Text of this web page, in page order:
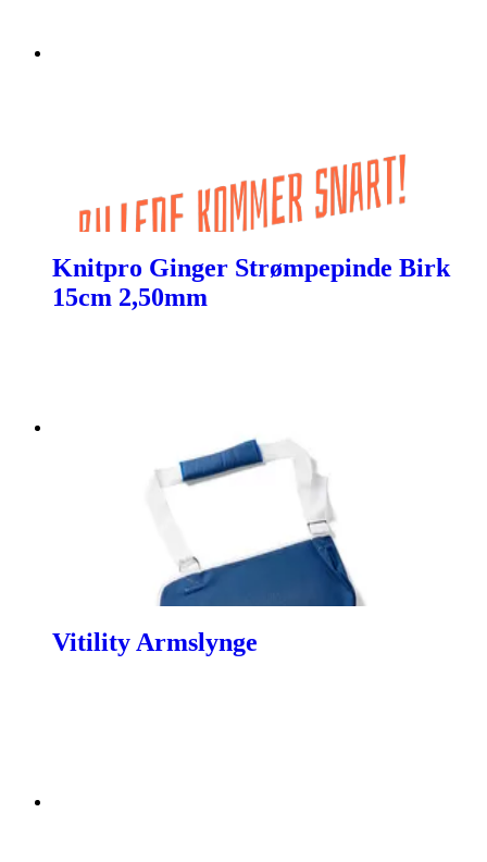
Knitpro Ginger Strømpepinde Birk
15cm 2,50mm
Vitility Armslynge